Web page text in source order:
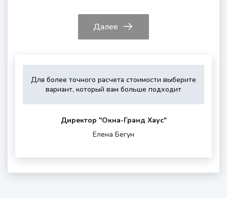
Далее
Для более точного расчета стоимости выберите
вариант, который вам больше подходитУкажите,
Выберите,
Это
шумности
окном
Укажите
Директор "Oкна-Гранд Хаус"
Елена Бегун